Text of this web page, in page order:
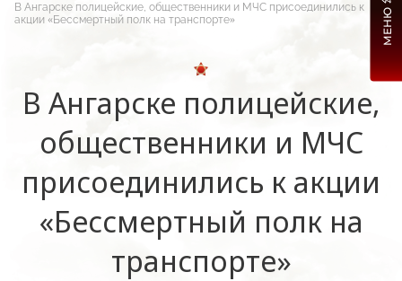
В Ангарске полицейские, общественники и МЧС присоединились к
акции «Бессмертный полк на транспорте»
В Ангарске полицейские,
общественники и МЧС
присоединились к акции
«Бессмертный полк на
транспорте»
МЕНЮ